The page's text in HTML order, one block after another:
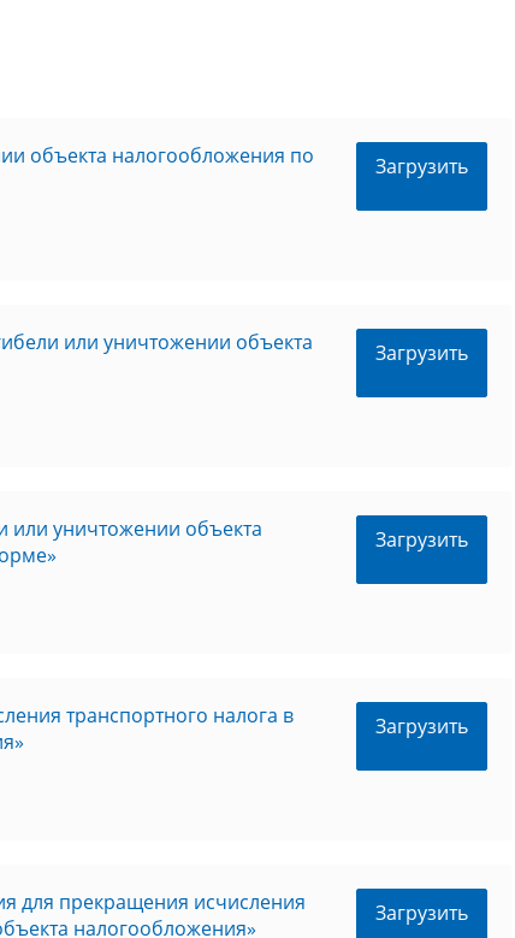
объекта налогообложения по
Загрузить
или уничтожении объекта
Загрузить
или уничтожении объекта
Загрузить
транспортного налога в
Загрузить
для прекращения исчисления
налогообложения»
Загрузить